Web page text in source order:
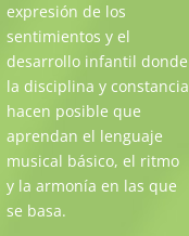
expresión de los
sentimientos y el
desarrollo infantil donde
la disciplina y constancia
hacen posible que
aprendan el lenguaje
musical básico, el ritmo
y la armonía en las que
se basa.